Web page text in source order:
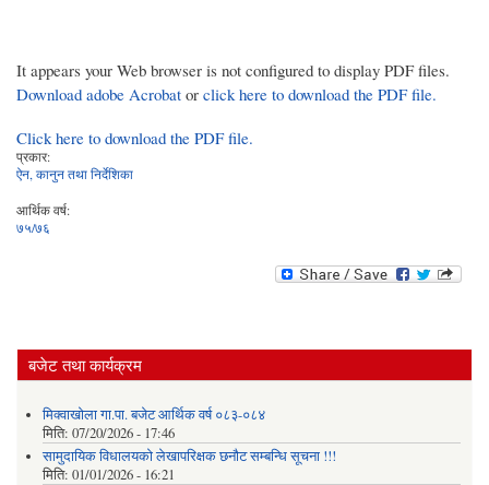
It appears your Web browser is not configured to display PDF files.
Download adobe Acrobat or click here to download the PDF file.
Click here to download the PDF file.
प्रकार:
ऐन, कानुन तथा निर्देशिका
आर्थिक वर्ष:
७५/७६
बजेट तथा कार्यक्रम
मिक्वाखोला गा.पा. बजेट आर्थिक वर्ष ०८३-०८४
मिति: 07/20/2026 - 17:46
सामुदायिक विधालयको लेखापरिक्षक छनौट सम्बन्धि सूचना !!!
मिति: 01/01/2026 - 16:21